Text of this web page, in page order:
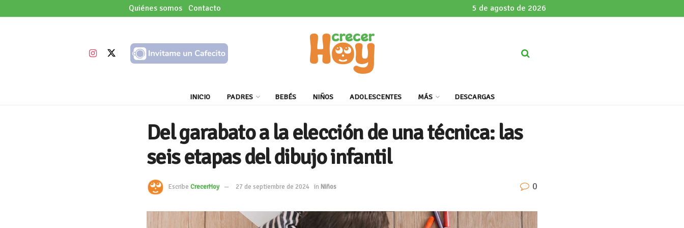
Quiénes somos Contacto 5 de agosto de 2026
INICIO PADRES BEBÉS NIÑOS ADOLESCENTES MÁS DESCARGAS
Del garabato a la elección de una técnica: las
seis etapas del dibujo infantil
Escribe CrecerHoy 27 de septiembre de 2024 in Niños 0